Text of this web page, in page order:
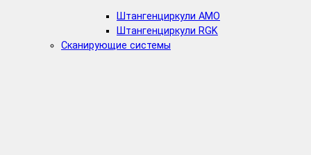
Штангенциркули AMO
Штангенциркули RGK
Сканирующие системы